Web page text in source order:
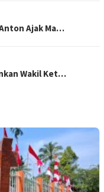
Ajak Ma…
Wakil Ket…